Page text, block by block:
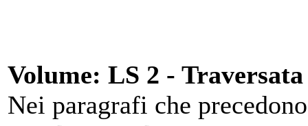
Volume: LS 2 -
Nei paragrafi che